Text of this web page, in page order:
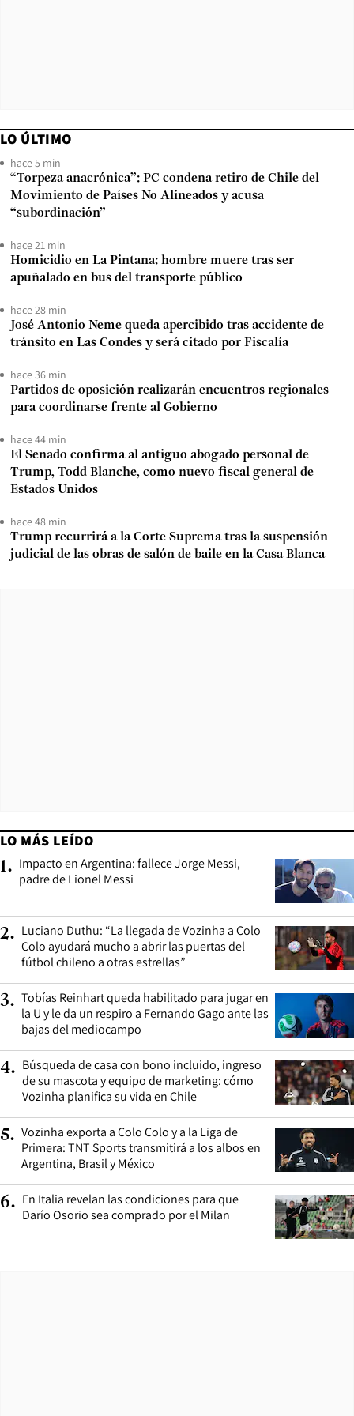
LO ÚLTIMO
hace 5 min
“Torpeza anacrónica”: PC condena retiro de Chile del
Movimiento de Países No Alineados y acusa
“subordinación”
hace 21 min
Homicidio en La Pintana: hombre muere tras ser
apuñalado en bus del transporte público
hace 28 min
José Antonio Neme queda apercibido tras accidente de
tránsito en Las Condes y será citado por Fiscalía
hace 36 min
Partidos de oposición realizarán encuentros regionales
para coordinarse frente al Gobierno
hace 44 min
El Senado confirma al antiguo abogado personal de
Trump, Todd Blanche, como nuevo fiscal general de
Estados Unidos
hace 48 min
Trump recurrirá a la Corte Suprema tras la suspensión
judicial de las obras de salón de baile en la Casa Blanca
LO MÁS LEÍDO
1. Impacto en Argentina: fallece Jorge Messi,
padre de Lionel Messi
2. Luciano Duthu: “La llegada de Vozinha a Colo
Colo ayudará mucho a abrir las puertas del
fútbol chileno a otras estrellas”
3. Tobías Reinhart queda habilitado para jugar en
la U y le da un respiro a Fernando Gago ante las
bajas del mediocampo
4. Búsqueda de casa con bono incluido, ingreso
de su mascota y equipo de marketing: cómo
Vozinha planifica su vida en Chile
5. Vozinha exporta a Colo Colo y a la Liga de
Primera: TNT Sports transmitirá a los albos en
Argentina, Brasil y México
6. En Italia revelan las condiciones para que
Darío Osorio sea comprado por el Milan